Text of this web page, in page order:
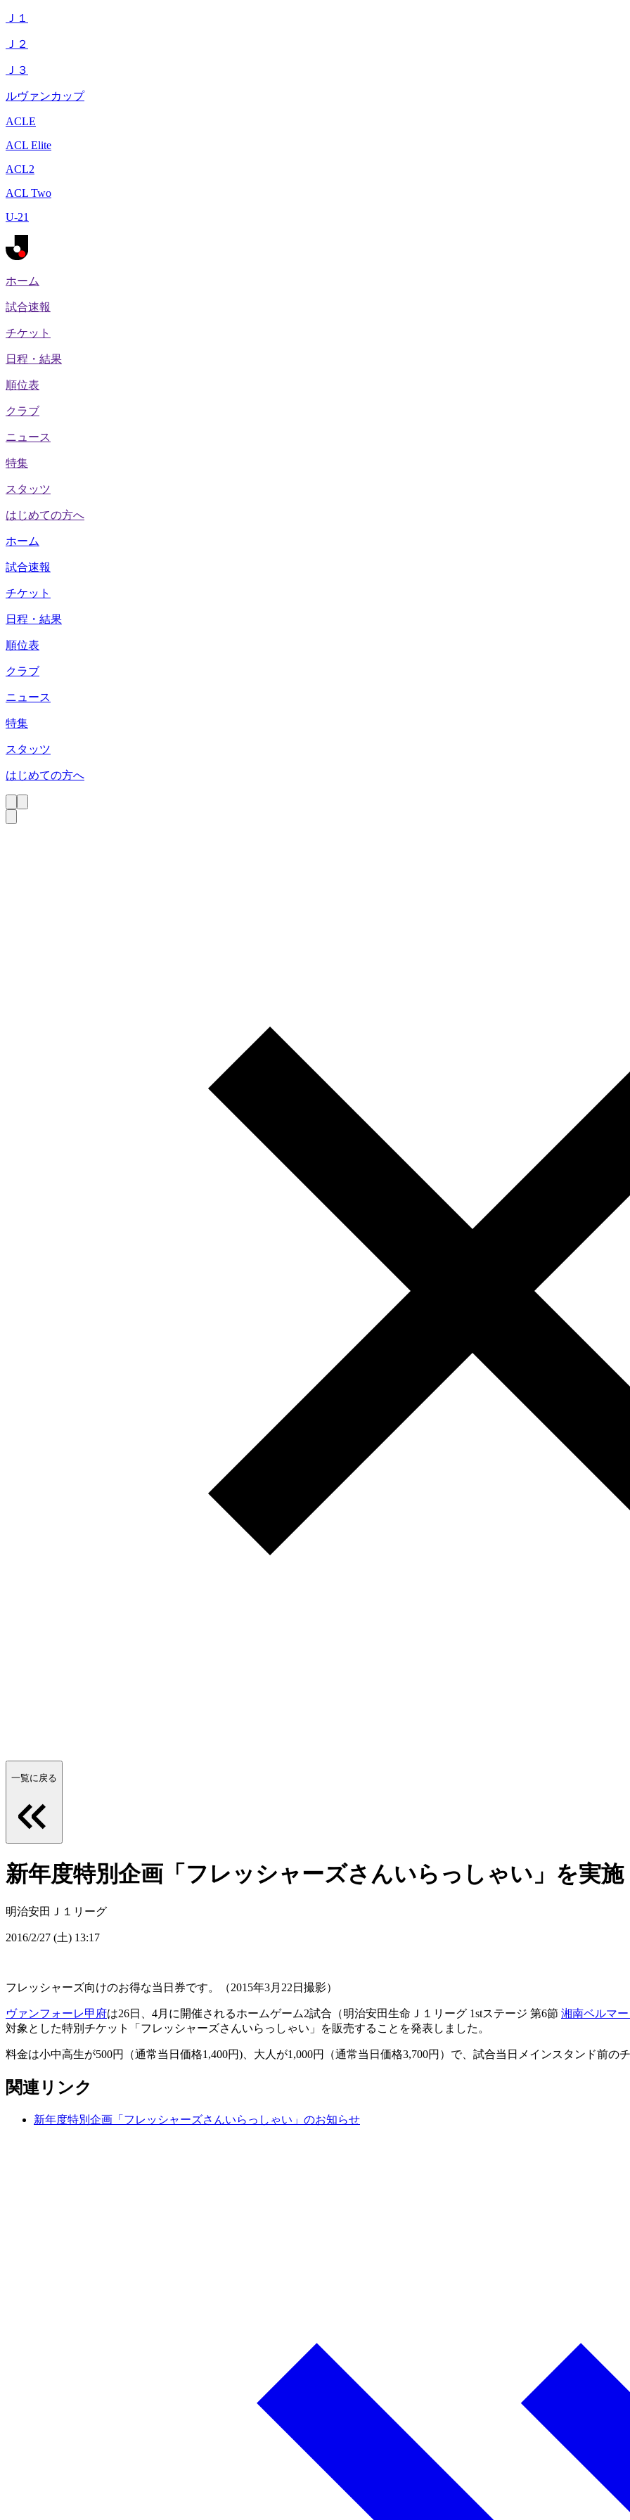
Ｊ１
Ｊ２
Ｊ３
ルヴァンカップ
ACLE
ACL Elite
ACL2
ACL Two
U-21
ホーム
試合速報
チケット
日程・結果
順位表
クラブ
ニュース
特集
スタッツ
はじめての方へ
ホーム
試合速報
チケット
日程・結果
順位表
クラブ
ニュース
特集
スタッツ
はじめての方へ
一覧に戻る
新年度特別企画「フレッシャーズさんいらっしゃい」を実施
明治安田Ｊ１リーグ
2016/2/27 (土) 13:17
フレッシャーズ向けのお得な当日券です。（2015年3月22日撮影）
ヴァンフォーレ甲府は26日、4月に開催されるホームゲーム2試合（明治安田生命Ｊ１リーグ 1stステージ 第6節 湘南ベルマ
対象とした特別チケット「フレッシャーズさんいらっしゃい」を販売することを発表しました。
料金は小中高生が500円（通常当日価格1,400円)、大人が1,000円（通常当日価格3,700円）で、試合当日メインスタンド前の
関連リンク
新年度特別企画「フレッシャーズさんいらっしゃい」のお知らせ